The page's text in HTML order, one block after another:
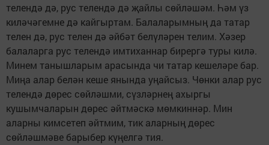
телендә дә, рус телендә дә җайлы сөйләшәм. Һәм үз
киләчәгемне дә кайгыртам. Балаларымның да татар
телен дә, рус телен дә әйбәт белүләрен телим. Хәзер
балаларга рус телендә имтиханнар бирергә туры килә.
Минем танышларым арасында чи татар кешеләре бар.
Миңа алар белән кеше янында уңайсыз. Чөнки алар рус
телендә дөрес сөйләшми, сүзләрнең ахыргы
кушымчаларын дөрес әйтмәскә мөмкиннәр. Мин
аларны кимсетеп әйтмим, тик аларның дөрес
сөйләшмәве барыбер күңелгә тия.